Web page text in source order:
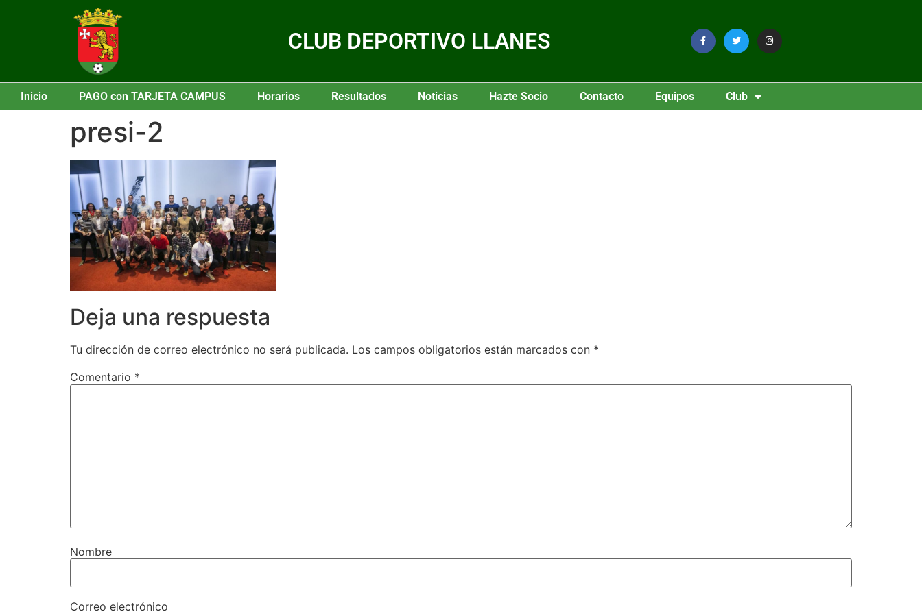
CLUB DEPORTIVO LLANES
Inicio PAGO con TARJETA CAMPUS Horarios Resultados Noticias Hazte Socio Contacto Equipos Club
presi-2
Deja una respuesta
Tu dirección de correo electrónico no será publicada. Los campos obligatorios están marcados con *
Comentario *
Nombre
Correo electrónico